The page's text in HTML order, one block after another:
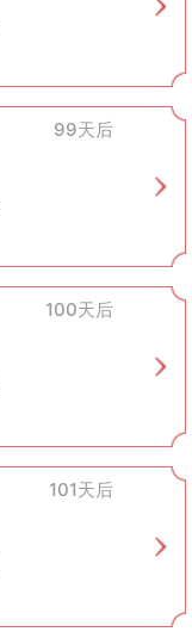
99天后
100天后
101天后